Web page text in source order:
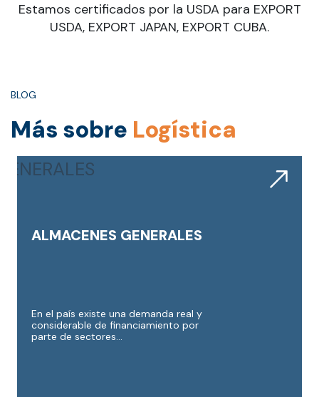
Estamos certificados por la USDA para EXPORT
USDA, EXPORT JAPAN, EXPORT CUBA.
BLOG
Más sobre Logística
ALMACENES GENERALES
En el país existe una demanda real y
considerable de financiamiento por
parte de sectores...